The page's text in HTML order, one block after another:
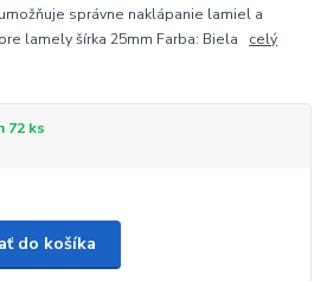
správne naklápanie lamiel a
lamely šírka 25mm Farba: Biela celý
72 ks
do košíka